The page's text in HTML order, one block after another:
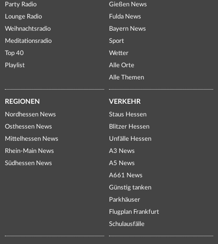
Party Radio
Lounge Radio
Weihnachtsradio
Meditationsradio
Top 40
Playlist
Gießen News
Fulda News
Bayern News
Sport
Wetter
Alle Orte
Alle Themen
REGIONEN
Nordhessen News
Osthessen News
Mittelhessen News
Rhein-Main News
Südhessen News
VERKEHR
Staus Hessen
Blitzer Hessen
Unfälle Hessen
A3 News
A5 News
A661 News
Günstig tanken
Parkhäuser
Flugplan Frankfurt
Schulausfälle